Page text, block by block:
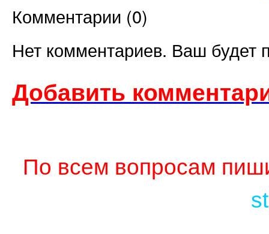
Комментарии (0)
Нет комментариев. Ваш будет
Добавить
По всем вопросам